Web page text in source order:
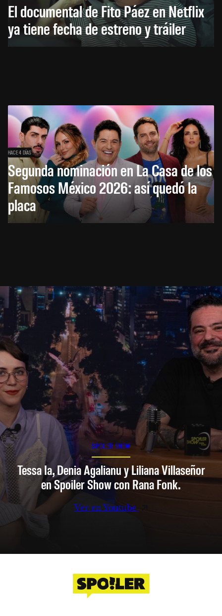
El documental de Fito Páez en Netflix
ya tiene fecha de estreno y tráiler
HACE 4 DÍAS
Segunda nominación en La Casa de los
Famosos México 2026: así quedó la
placa
SPOILER SHOW
Tessa Ia, Denia Agalianu y Liliana Villaseñor
en Spoiler Show con Rana Fonk.
Ver en Youtube